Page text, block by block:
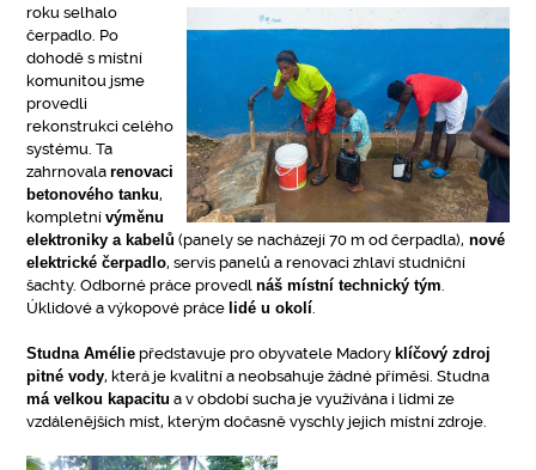
roku selhalo
čerpadlo. Po
dohodě s místní
komunitou jsme
provedli
rekonstrukci celého
systému. Ta
zahrnovalarenovaci
betonového tanku,
kompletnívýměnu
elektroniky a kabelů (panely se nacházejí 70 m od čerpadla), nové
elektrické čerpadlo, servis panelů a renovaci zhlaví studniční
šachty. Odborné práce provedlnáš místní technický tým.
Úklidové a výkopové práce lidé u okolí.
Studna Amélie představuje pro obyvatele Madory klíčový zdroj
pitné vody, která je kvalitní a neobsahuje žádné příměsi. Studna
má velkou kapacitu a v období sucha je využívána i lidmi ze
vzdálenějších míst, kterým dočasně vyschly jejich místní zdroje.